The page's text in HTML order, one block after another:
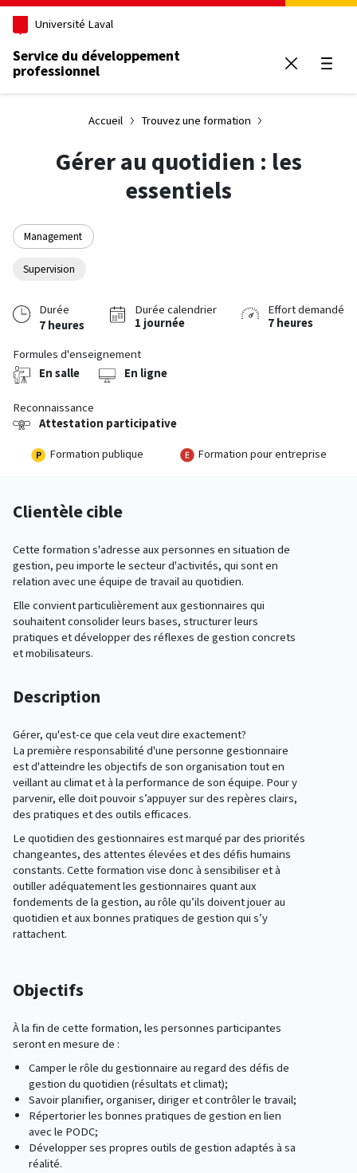
Aller au contenu principal
Université Laval
Service du développement
professionnel
Accueil Trouvez une formation
Gérer au quotidien : les
essentiels
Management
Supervision
Durée
7 heures
Durée calendrier
1 journée
Effort demandé
7 heures
Formules d'enseignement
En salle
En ligne
Reconnaissance
Attestation participative
Formation publique
Formation pour entreprise
Clientèle cible
Cette formation s'adresse aux personnes en situation de
gestion, peu importe le secteur d'activités, qui sont en
relation avec une équipe de travail au quotidien.
Elle convient particulièrement aux gestionnaires qui
souhaitent consolider leurs bases, structurer leurs
pratiques et développer des réflexes de gestion concrets
et mobilisateurs.
Description
Gérer, qu'est-ce que cela veut dire exactement?
La première responsabilité d'une personne gestionnaire
est d'atteindre les objectifs de son organisation tout en
veillant au climat et à la performance de son équipe. Pour y
parvenir, elle doit pouvoir s’appuyer sur des repères clairs,
des pratiques et des outils efficaces.
Le quotidien des gestionnaires est marqué par des priorités
changeantes, des attentes élevées et des défis humains
constants. Cette formation vise donc à sensibiliser et à
outiller adéquatement les gestionnaires quant aux
fondements de la gestion, au rôle qu’ils doivent jouer au
quotidien et aux bonnes pratiques de gestion qui s’y
rattachent.
Objectifs
À la fin de cette formation, les personnes participantes
seront en mesure de :
Camper le rôle du gestionnaire au regard des défis de
gestion du quotidien (résultats et climat);
Savoir planifier, organiser, diriger et contrôler le travail;
Répertorier les bonnes pratiques de gestion en lien
avec le PODC;
Développer ses propres outils de gestion adaptés à sa
réalité.